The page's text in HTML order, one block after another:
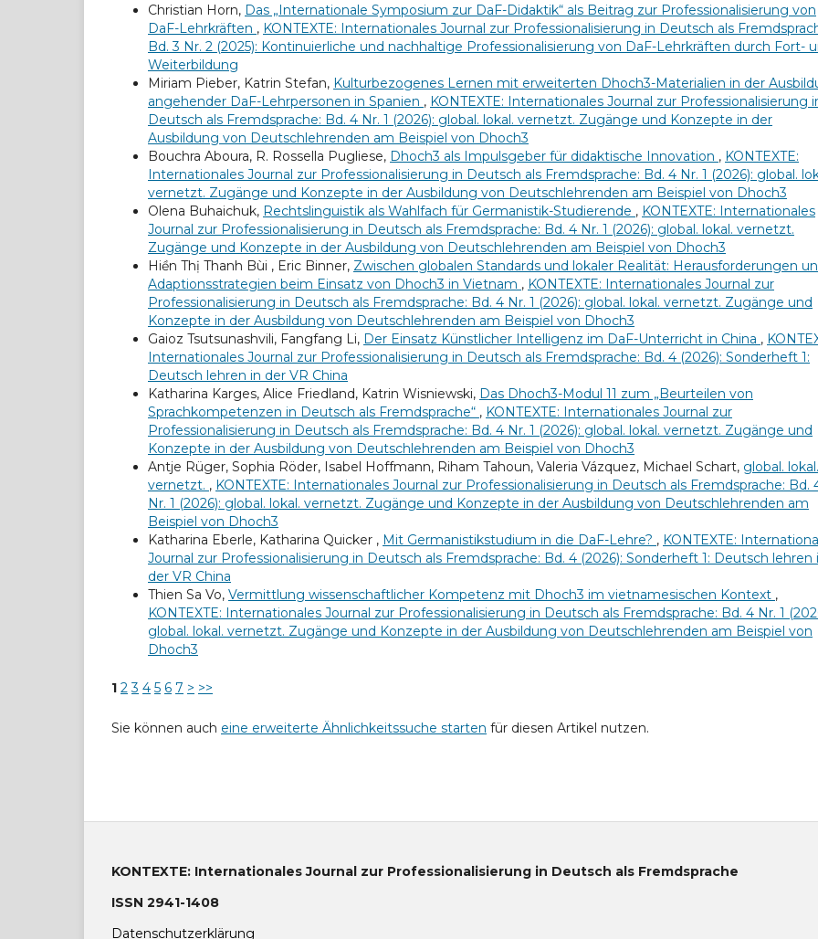
Christian Horn, Das „Internationale Symposium zur DaF-Didaktik“ als Beitrag zur Professionalisierung von
DaF-Lehrkräften , KONTEXTE: Internationales Journal zur Professionalisierung in Deutsch als
Bd. 3 Nr. 2 (2025): Kontinuierliche und nachhaltige Professionalisierung von DaF-Lehrkräften durch Fort-
Weiterbildung
Miriam Pieber, Katrin Stefan, Kulturbezogenes Lernen mit erweiterten Dhoch3-Materialien in der
angehender DaF-Lehrpersonen in Spanien , KONTEXTE: Internationales Journal zur Professionalisierung
Deutsch als Fremdsprache: Bd. 4 Nr. 1 (2026): global. lokal. vernetzt. Zugänge und Konzepte in der
Ausbildung von Deutschlehrenden am Beispiel von Dhoch3
Bouchra Aboura, R. Rossella Pugliese, Dhoch3 als Impulsgeber für didaktische Innovation , KONTEXTE:
Internationales Journal zur Professionalisierung in Deutsch als Fremdsprache: Bd. 4 Nr. 1 (2026): global.
vernetzt. Zugänge und Konzepte in der Ausbildung von Deutschlehrenden am Beispiel von Dhoch3
Olena Buhaichuk, Rechtslinguistik als Wahlfach für Germanistik-Studierende , KONTEXTE: Internationales
Journal zur Professionalisierung in Deutsch als Fremdsprache: Bd. 4 Nr. 1 (2026): global. lokal. vernetzt.
Zugänge und Konzepte in der Ausbildung von Deutschlehrenden am Beispiel von Dhoch3
Hiền Thị Thanh Bùi , Eric Binner, Zwischen globalen Standards und lokaler Realität: Herausforderungen
Adaptionsstrategien beim Einsatz von Dhoch3 in Vietnam , KONTEXTE: Internationales Journal zur
Professionalisierung in Deutsch als Fremdsprache: Bd. 4 Nr. 1 (2026): global. lokal. vernetzt. Zugänge und
Konzepte in der Ausbildung von Deutschlehrenden am Beispiel von Dhoch3
Gaioz Tsutsunashvili, Fangfang Li, Der Einsatz Künstlicher Intelligenz im DaF-Unterricht in China ,
Internationales Journal zur Professionalisierung in Deutsch als Fremdsprache: Bd. 4 (2026): Sonderheft 1:
Deutsch lehren in der VR China
Katharina Karges, Alice Friedland, Katrin Wisniewski, Das Dhoch3-Modul 11 zum „Beurteilen von
Sprachkompetenzen in Deutsch als Fremdsprache“ , KONTEXTE: Internationales Journal zur
Professionalisierung in Deutsch als Fremdsprache: Bd. 4 Nr. 1 (2026): global. lokal. vernetzt. Zugänge und
Konzepte in der Ausbildung von Deutschlehrenden am Beispiel von Dhoch3
Antje Rüger, Sophia Röder, Isabel Hoffmann, Riham Tahoun, Valeria Vázquez, Michael Schart, global. lokal.
vernetzt. , KONTEXTE: Internationales Journal zur Professionalisierung in Deutsch als Fremdsprache: Bd.
Nr. 1 (2026): global. lokal. vernetzt. Zugänge und Konzepte in der Ausbildung von Deutschlehrenden am
Beispiel von Dhoch3
Katharina Eberle, Katharina Quicker , Mit Germanistikstudium in die DaF-Lehre? , KONTEXTE:
Journal zur Professionalisierung in Deutsch als Fremdsprache: Bd. 4 (2026): Sonderheft 1: Deutsch lehren
der VR China
Thien Sa Vo, Vermittlung wissenschaftlicher Kompetenz mit Dhoch3 im vietnamesischen Kontext ,
KONTEXTE: Internationales Journal zur Professionalisierung in Deutsch als Fremdsprache: Bd. 4 Nr. 1
global. lokal. vernetzt. Zugänge und Konzepte in der Ausbildung von Deutschlehrenden am Beispiel von
Dhoch3
1 2 3 4 5 6 7 > >>
Sie können auch eine erweiterte Ähnlichkeitssuche starten für diesen Artikel nutzen.
KONTEXTE: Internationales Journal zur Professionalisierung in Deutsch als Fremdsprache
ISSN 2941-1408
Datenschutzerklärung